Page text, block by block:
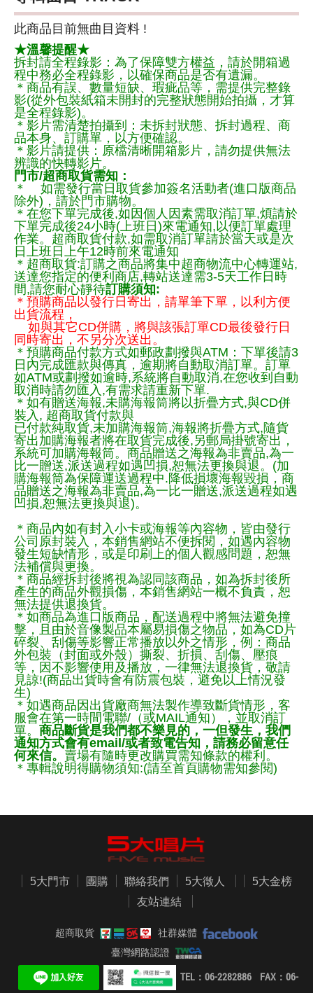
此商品目前無曲目資料 !
★溫馨提醒★
拆封請全程錄影：為了保障雙方權益，請於開箱過
程中務必全程錄影，以確保商品是否有遺漏。
＊商品有誤、數量短缺、瑕疵品等，需提供完整錄
影(從外包裝紙箱未開封的完整狀態開始拍攝，才算
是全程錄影)。
＊影片需清楚拍攝到：未拆封狀態、拆封過程、商
品本身、訂購單，以方便確認。
＊影片請提供：原檔清晰開箱影片，請勿提供無法
辨識的快轉影片。
門市/超商取貨需知：
＊ 如需發行當日取貨參加簽名活動者(進口版商品
除外)，請於門市購物。
＊在您下單完成後,如因個人因素需取消訂單,煩請於
下單完成後24小時(上班日)來電通知,以便訂單處理
作業。超商取貨付款,如需取消訂單請於當天或是次
日上班日上午12時前來電通知
＊超商取貨:訂購之商品將集中超商物流中心轉運站,
送達您指定的便利商店,轉站送達需3-5天工作日時
間,請您耐心靜待訂購須知:
＊預購商品以發行日寄出，請單筆下單，以利方便
出貨流程，
如與其它CD併購，將與該張訂單CD最後發行日
同時寄出，不另分次送出。
＊預購商品付款方式如郵政劃撥與ATM：下單後請3
日內完成匯款與傳真，逾期將自動取消訂單。訂單
如ATM或劃撥如逾時,系統將自動取消,在您收到自動
取消時請勿匯入,有需求請重新下單.
＊如有贈送海報,未購海報筒將以折疊方式,與CD併
裝入, 超商取貨付款與
已付款純取貨,未加購海報筒,海報將折疊方式,隨貨
寄出加購海報者將在取貨完成後,另郵局掛號寄出，
系統可加購海報筒。商品贈送之海報為非賣品,為一
比一贈送,派送過程如遇凹損,恕無法更換與退。(加
購海報筒為保障運送過程中.降低損壞海報毀損，商
品贈送之海報為非賣品,為一比一贈送,派送過程如遇
凹損,恕無法更換與退)。
＊商品內如有封入小卡或海報等內容物，皆由發行
公司原封裝入，本銷售網站不便拆閱，如遇內容物
發生短缺情形，或是印刷上的個人觀感問題，恕無
法補償與更換。
＊商品經拆封後將視為認同該商品，如為拆封後所
產生的商品外觀損傷，本銷售網站一概不負責，恕
無法提供退換貨。
＊如商品為進口版商品，配送過程中將無法避免撞
擊，且由於音像製品本屬易損傷之物品，如為CD片
碎裂、刮傷等影響正常播放以外之情形，例：商品
外包裝（封面或外殼）撕裂、折損、刮傷、壓痕
等，因不影響使用及播放，一律無法退換貨，敬請
見諒!(商品出貨時會有防震包裝，避免以上情況發
生)
＊如遇商品因出貨廠商無法製作導致斷貨情形，客
服會在第一時間電聯/（或MAIL通知），並取消訂
單。 商品斷貨是我們都不樂見的，一但發生，我們
通知方式會有email/或者致電告知，請務必留意任
何來信。 賣場有隨時更改購買需知條款的權利。
＊專輯說明得購物須知:(請至首頁購物需知參閱)
5大門市 團購 聯絡我們 5大徵人
5大金榜
友站連結
超商取貨
社群媒體
臺灣網路認證
TEL：06-2282886 FAX：06-